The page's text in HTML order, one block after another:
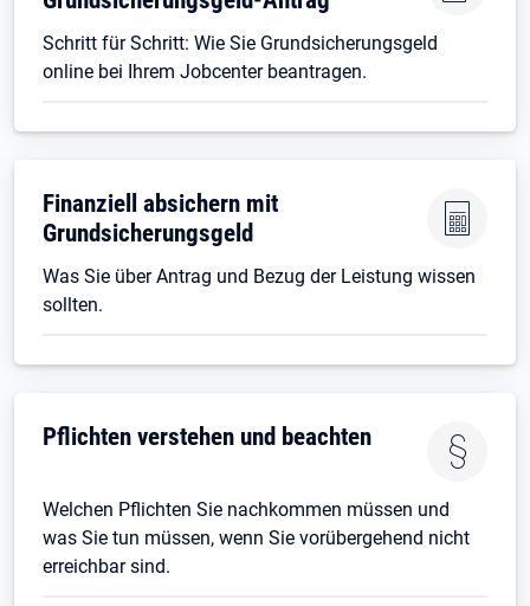
Schritt für Schritt: Wie Sie Grundsicherungsgeld
online bei Ihrem Jobcenter beantragen.
Finanziell absichern mit
Grundsicherungsgeld
Was Sie über Antrag und Bezug der Leistung wissen
sollten.
Pflichten verstehen und beachten
Welchen Pflichten Sie nachkommen müssen und
was Sie tun müssen, wenn Sie vorübergehend nicht
erreichbar sind.